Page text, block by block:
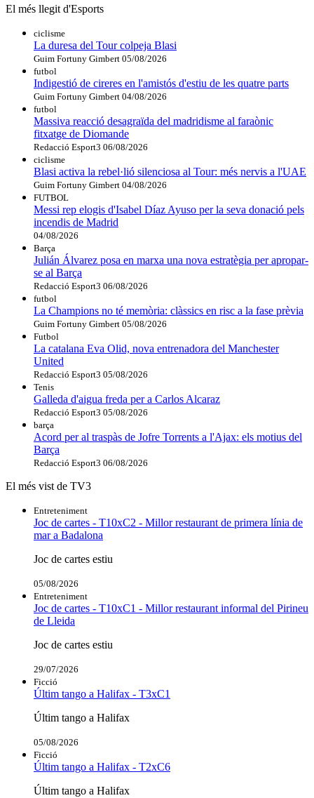
El més llegit d'Esports
ciclisme
La duresa del Tour colpeja Blasi
Guim Fortuny Gimbert 05/08/2026
futbol
Indigestió de cireres en l'amistós d'estiu de les quatre parts
Guim Fortuny Gimbert 04/08/2026
futbol
Massiva reacció desagraïda del madridisme al faraònic
fitxatge de Diomande
Redacció Esport3 06/08/2026
ciclisme
Blasi activa la rebel·lió silenciosa al Tour: més nervis a l'UAE
Guim Fortuny Gimbert 04/08/2026
FUTBOL
Messi rep elogis d'Isabel Díaz Ayuso per la seva donació pels
incendis de Madrid
04/08/2026
Barça
Julián Álvarez posa en marxa una nova estratègia per apropar-
se al Barça
Redacció Esport3 06/08/2026
futbol
La Champions no té memòria: clàssics en risc a la fase prèvia
Guim Fortuny Gimbert 05/08/2026
Futbol
La catalana Eva Olid, nova entrenadora del Manchester
United
Redacció Esport3 05/08/2026
Tenis
Galleda d'aigua freda per a Carlos Alcaraz
Redacció Esport3 05/08/2026
barça
Acord per al traspàs de Jofre Torrents a l'Ajax: els motius del
Barça
Redacció Esport3 06/08/2026
El més vist de TV3
Entreteniment
Joc de cartes - T10xC2 - Millor restaurant de primera línia de
mar a Badalona
Joc de cartes estiu
05/08/2026
Entreteniment
Joc de cartes - T10xC1 - Millor restaurant informal del Pirineu
de Lleida
Joc de cartes estiu
29/07/2026
Ficció
Últim tango a Halifax - T3xC1
Últim tango a Halifax
05/08/2026
Ficció
Últim tango a Halifax - T2xC6
Últim tango a Halifax